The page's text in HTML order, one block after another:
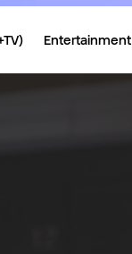
Entertainment